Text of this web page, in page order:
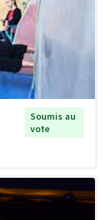
Soumis au
vote